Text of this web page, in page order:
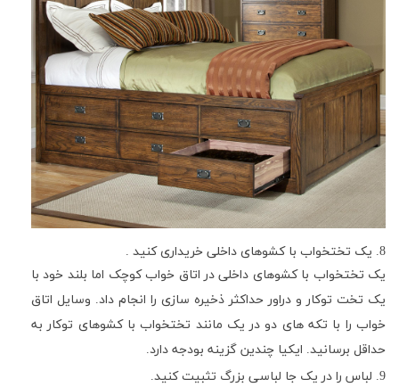
8. یک تختخواب با کشوهای داخلی خریداری کنید .
یک تختخواب با کشوهای داخلی در اتاق خواب کوچک اما بلند خود با
یک تخت توکار و دراور حداکثر ذخیره سازی را انجام داد. وسایل اتاق
خواب را با تکه های دو در یک مانند تختخواب با کشوهای توکار به
حداقل برسانید. ایکیا چندین گزینه بودجه دارد.
9. لباس را در یک جا لباسی بزرگ تثبیت کنید.